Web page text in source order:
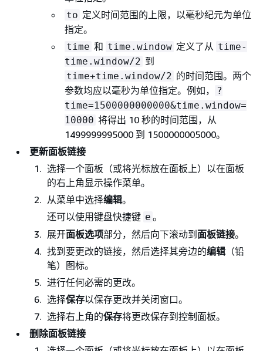
to 定义时间范围的上限，以毫秒纪元为单位
指定。
time 和 time.window 定义了从 time-
time.window/2 到
time+time.window/2 的时间范围。两个
参数均应以毫秒为单位指定。例如，
?
time=1500000000000&time.window=
10000 将得出 10 秒的时间范围，从
1499999995000 到 1500000005000。
更新面板链接
选择一个面板（或将光标放在面板上）以在面板
的右上角显示操作菜单。
从菜单中选择编辑。
还可以使用键盘快捷键 e 。
展开面板选项部分，然后向下滚动到 面板链接。
找到要更改的链接，然后选择其旁边的编辑 （铅
笔）图标。
进行任何必需的更改。
选择保存以保存更改并关闭窗口。
选择右上角的保存将更改保存到控制面板。
删除面板链接